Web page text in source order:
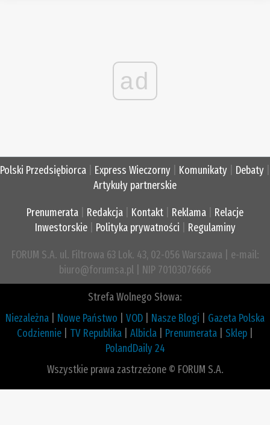
ad
Polski Przedsiębiorca Express Wieczorny Komunikaty Debaty
Artykuły partnerskie
Prenumerata Redakcja Kontakt Reklama
Relacje
Inwestorskie| Polityka prywatności Regulaminy
FORUM S.A. ul. Filtrowa 63 Lok. 43, 02-056 Warszawa | e-mail:
biuro@forumsa.pl | NIP 70103076666
Strefa Wolnego Słowa:
Niezależna
Nowe Państwo VOD Nasze Blogi
Gazeta Polska
Codziennie
TV Republika Albicla Prenumerata Sklep
PolandDaily 24
Wszystkie prawa zastrzeżone © FORUM S.A.